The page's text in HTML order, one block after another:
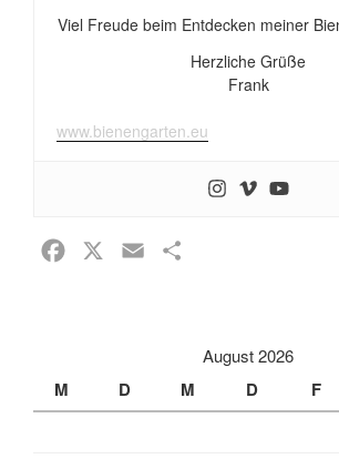
Viel Freude beim Entdecken meiner
Herzliche Grüße
Frank
www.bienengarten.eu
o
n
August 2026
M D M D F